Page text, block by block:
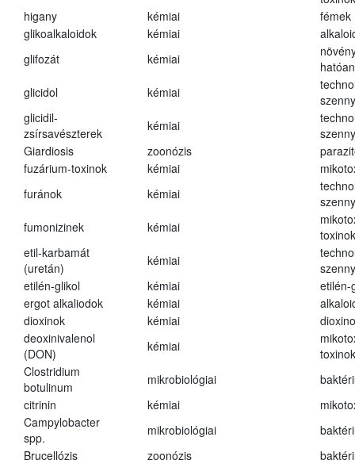
higany
kémiai
fémek
glikoalkaloidok
kémiai
glifozát
kémiai
glicidol
kémiai
glicidil-
zsírsavészterek
kémiai
Giardiosis
zoonózis
fuzárium-toxinok
kémiai
furánok
kémiai
fumonizinek
kémiai
toxinok
etil-karbamát
(uretán)
kémiai
etilén-glikol
kémiai
etilén-
ergot alkaliodok
kémiai
dioxinok
kémiai
deoxinivalenol
(DON)
kémiai
toxinok
Clostridium
botulinum
mikrobiológiai
citrinin
kémiai
Campylobacter
spp.
mikrobiológiai
Brucellózis
zoonózis